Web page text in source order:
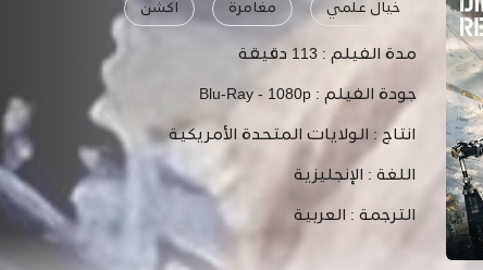
خيال علمي مغامرة اكشن
مدة الفيلم : 113 دقيقة
جودة الفيلم : Blu-Ray - 1080p
انتاج : الولايات المتحدة الأمريكية
اللغة : الإنجليزية
الترجمة : العربية